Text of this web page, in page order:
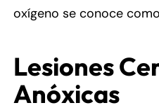
oxígeno se conoce
Lesiones
Anóxicas